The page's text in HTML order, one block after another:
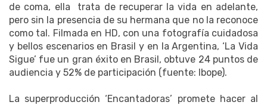
de coma, ella trata de recuperar la vida en adelante,
pero sin la presencia de su hermana que no la reconoce
como tal. Filmada en HD, con una fotografía cuidadosa
y bellos escenarios en Brasil y en la Argentina, ‘La Vida
Sigue’ fue un gran éxito en Brasil, obtuve 24 puntos de
audiencia y 52% de participación (fuente: Ibope).
La superproducción ‘Encantadoras’ promete hacer al